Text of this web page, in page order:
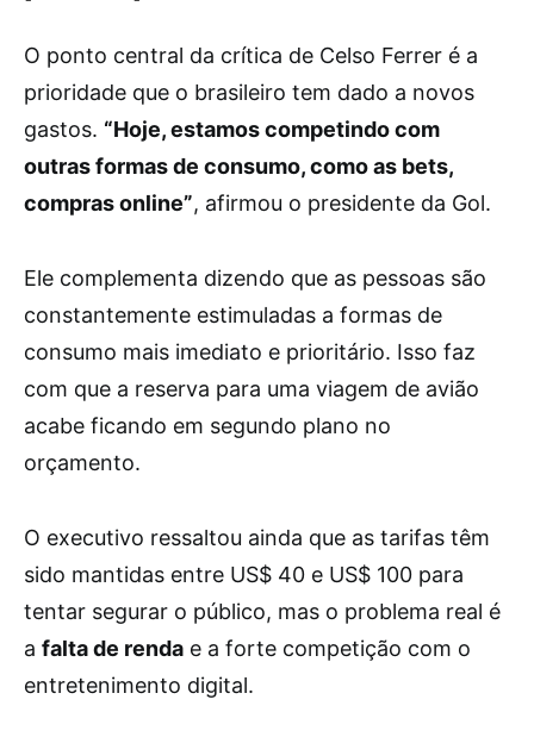
O ponto central da crítica de Celso Ferrer é a
prioridade que o brasileiro tem dado a novos
gastos. “Hoje, estamos competindo com
outras formas de consumo, como as bets,
compras online”, afirmou o presidente da Gol.
Ele complementa dizendo que as pessoas são
constantemente estimuladas a formas de
consumo mais imediato e prioritário. Isso faz
com que a reserva para uma viagem de avião
acabe ficando em segundo plano no
orçamento.
O executivo ressaltou ainda que as tarifas têm
sido mantidas entre US$ 40 e US$ 100 para
tentar segurar o público, mas o problema real é
a falta de renda e a forte competição com o
entretenimento digital.